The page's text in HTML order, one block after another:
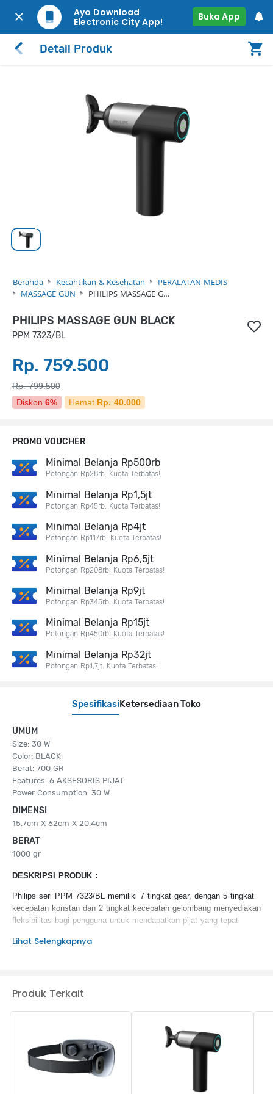
Ayo Download
Electronic City App!
Buka App
Detail Produk
Beranda Kecantikan & Kesehatan
PERALATAN MEDIS
MASSAGE GUN
PHILIPS MASSAGE G…
PHILIPS MASSAGE GUN BLACK
PPM 7323/BL
Rp. 759.500
Rp. 799.500
Diskon 6% Hemat Rp. 40.000
Spesifikasi Ketersediaan Toko
UMUM
Size: 30 W
Color: BLACK
Berat: 700 GR
Features: 6 AKSESORIS PIJAT
Power Consumption: 30 W
DIMENSI
15.7cm X 62cm X 20.4cm
BERAT
1000 gr
DESKRIPSI PRODUK :
Philips seri PPM 7323/BL memiliki 7 tingkat gear, dengan 5 tingkat
kecepatan konstan dan 2 tingkat kecepatan gelombang menyediakan
fleksibilitas bagi pengguna untuk mendapatkan pijat yang tepat
KEUNGGULAN PRODUK :
Lihat Selengkapnya
PROMO VOUCHER
Minimal Belanja Rp500rb
Potongan Rp28rb. Kuota Terbatas!
Minimal Belanja Rp1,5jt
Potongan Rp45rb. Kuota Terbatas!
Minimal Belanja Rp4jt
Potongan Rp117rb. Kuota Terbatas!
Minimal Belanja Rp6,5jt
Potongan Rp208rb. Kuota Terbatas!
Minimal Belanja Rp9jt
Potongan Rp345rb. Kuota Terbatas!
Minimal Belanja Rp15jt
Potongan Rp450rb. Kuota Terbatas!
Minimal Belanja Rp32jt
Potongan Rp1,7jt. Kuota Terbatas!
Produk Terkait